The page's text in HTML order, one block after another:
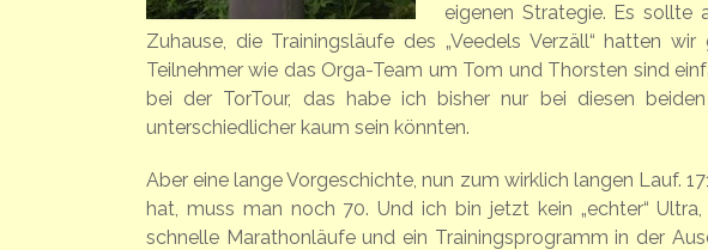
eigenen Strategie. Es sollte
Zuhause, die Trainingsläufe des „Veedels Verzäll“ hatten
Teilnehmer wie das Orga-Team um Tom und Thorsten sind
bei der TorTour, das habe ich bisher nur bei diesen
unterschiedlicher kaum sein könnten.
Aber eine lange Vorgeschichte, nun zum wirklich langen Lauf.
hat, muss man noch 70. Und ich bin jetzt kein „echter“
schnelle Marathonläufe und ein Trainingsprogramm in der